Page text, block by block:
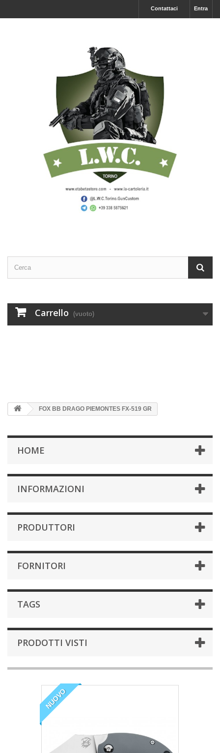
Entra
Contattaci
Carrello (vuoto)
FOX BB DRAGO PIEMONTES FX-519 GR
HOME
INFORMAZIONI
PRODUTTORI
FORNITORI
TAGS
PRODOTTI VISTI
NUOVO